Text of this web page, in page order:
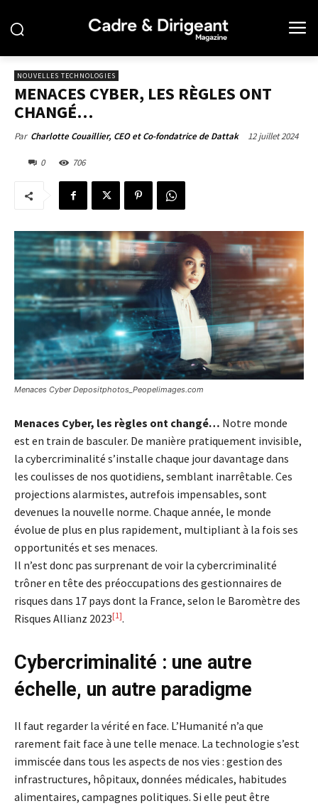
NOUVELLES TECHNOLOGIES
MENACES CYBER, LES RÈGLES ONT
CHANGÉ…
Par Charlotte Couaillier, CEO et Co-fondatrice de Dattak 12 juillet 2024
0 706
Menaces Cyber Depositphotos_Peopelimages.com
Menaces Cyber, les règles ont changé… Notre monde
est en train de basculer. De manière pratiquement invisible,
la cybercriminalité s’installe chaque jour davantage dans
les coulisses de nos quotidiens, semblant inarrêtable. Ces
projections alarmistes, autrefois impensables, sont
devenues la nouvelle norme. Chaque année, le monde
évolue de plus en plus rapidement, multipliant à la fois ses
opportunités et ses menaces.
Il n’est donc pas surprenant de voir la cybercriminalité
trôner en tête des préoccupations des gestionnaires de
risques dans 17 pays dont la France, selon le Baromètre des
Risques Allianz 2023[1].
Cybercriminalité : une autre
échelle, un autre paradigme
Il faut regarder la vérité en face. L’Humanité n’a que
rarement fait face à une telle menace. La technologie s’est
immiscée dans tous les aspects de nos vies : gestion des
infrastructures, hôpitaux, données médicales, habitudes
alimentaires, campagnes politiques. Si elle peut être